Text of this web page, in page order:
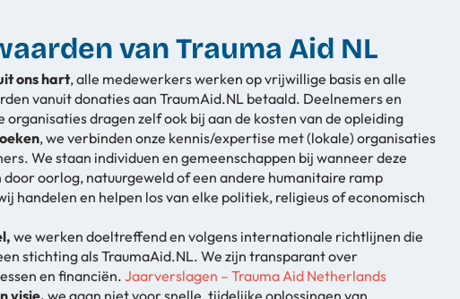
van Trauma Aid NL
ons hart, alle medewerkers werken op vrijwillige basis en alle
vanuit donaties aan TraumAid.NL betaald. Deelnemers en
organisaties dragen zelf ook bij aan de kosten van de opleiding
, we verbinden onze kennis/expertise met (lokale) organisaties
We staan individuen en gemeenschappen bij wanneer deze
oorlog, natuurgeweld of een andere humanitaire ramp
handelen en helpen los van elke politiek, religieus of economisch
we werken doeltreffend en volgens internationale richtlijnen die
stichting als TraumaAid.NL. We zijn transparant over
en financiën.Jaarverslagen – Trauma Aid Netherlands